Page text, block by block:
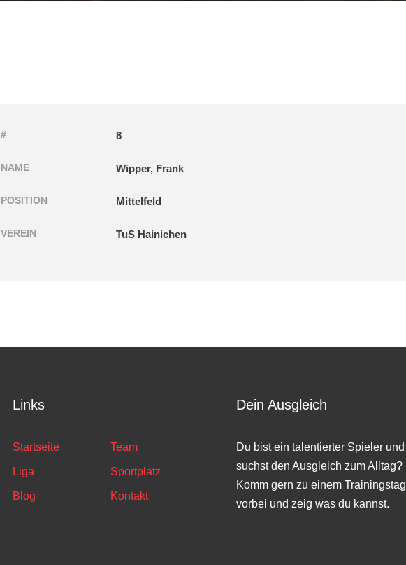
# 8
NAME Wipper, Frank
POSITION Mittelfeld
VEREIN TuS Hainichen
Links
Startseite Team
Liga Sportplatz
Blog Kontakt
Dein Ausgleich
Du bist ein talentierter Spieler und
suchst den Ausgleich zum Alltag?
Komm gern zu einem Trainingstag
vorbei und zeig was du kannst.